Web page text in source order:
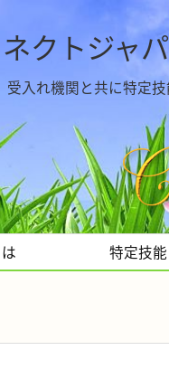
クトジャ
入れ機関と共に特定
特定技